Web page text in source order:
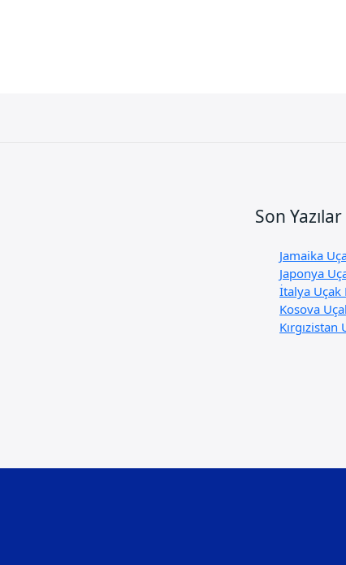
Son Yazılar
Jamaika
Japonya
İtalya Uçak
Kosova
Kırgızistan